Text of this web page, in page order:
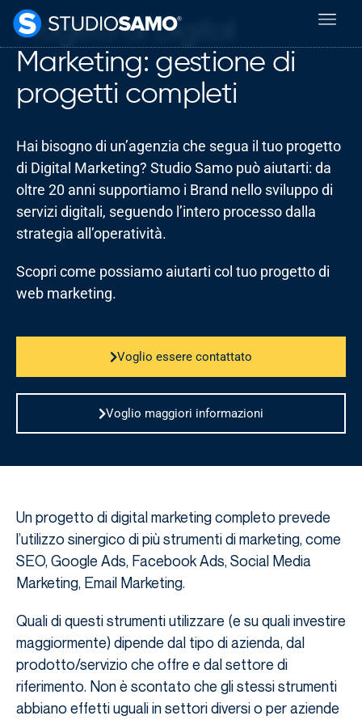
Progetti di Digital
Marketing: gestione di
progetti completi
Hai bisogno di un’agenzia che segua il tuo progetto
di Digital Marketing? Studio Samo può aiutarti: da
oltre 20 anni supportiamo i Brand nello sviluppo di
servizi digitali, seguendo l’intero processo dalla
strategia all’operatività.
Scopri come possiamo aiutarti col tuo progetto di
web marketing.
Voglio essere contattato
Voglio maggiori informazioni
Un progetto di digital marketing completo prevede
l’utilizzo sinergico di più strumenti di marketing, come
SEO, Google Ads, Facebook Ads, Social Media
Marketing, Email Marketing.
Quali di questi strumenti utilizzare (e su quali investire
maggiormente) dipende dal tipo di azienda, dal
prodotto/servizio che offre e dal settore di
riferimento. Non è scontato che gli stessi strumenti
abbiano effetti uguali in settori diversi o per aziende